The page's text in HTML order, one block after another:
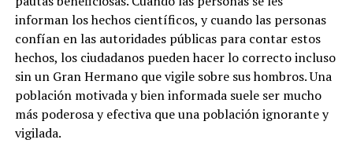
informan los hechos científicos, y cuando las personas
confían en las autoridades públicas para contar estos
hechos, los ciudadanos pueden hacer lo correcto incluso
sin un Gran Hermano que vigile sobre sus hombros. Una
población motivada y bien informada suele ser mucho
más poderosa y efectiva que una población ignorante y
vigilada.